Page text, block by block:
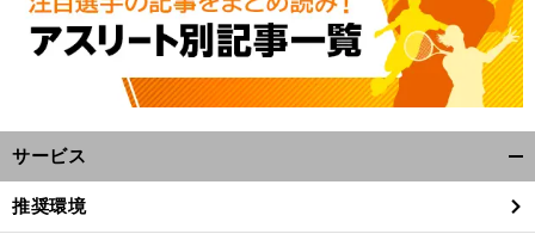
サービス
閉
推奨環境